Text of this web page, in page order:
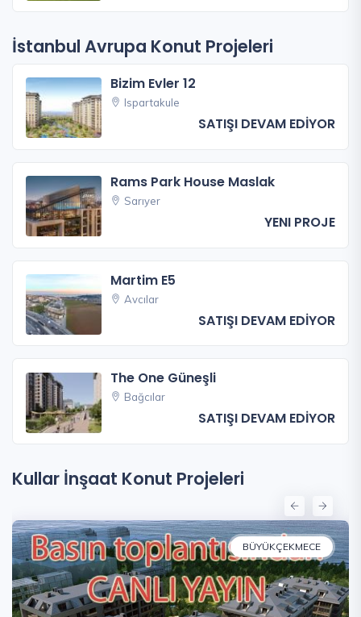
İstanbul Avrupa Konut Projeleri
Bizim Evler 12
Ispartakule
SATIŞI DEVAM EDİYOR
Rams Park House Maslak
Sarıyer
YENI PROJE
Martim E5
Avcılar
SATIŞI DEVAM EDİYOR
The One Güneşli
Bağcılar
SATIŞI DEVAM EDİYOR
Kullar İnşaat Konut Projeleri
BÜYÜKÇEKMECE